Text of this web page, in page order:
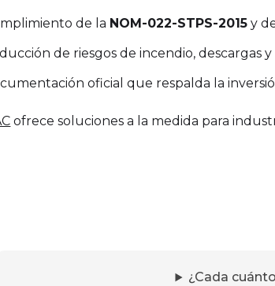
de la NOM-022-STPS-2015 y
de riesgos de incendio, descargas
oficial que respalda la
ofrece soluciones a la medida para
¿Cada